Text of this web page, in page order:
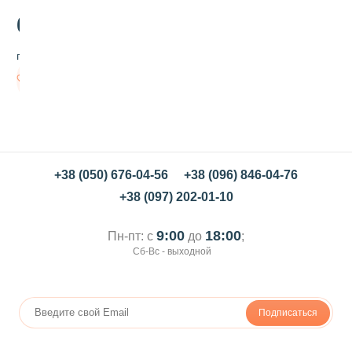
600
грн/кг
+38 (050) 676-04-56
+38 (096) 846-04-76
+38 (097) 202-01-10
Пн-пт: с 9:00 до 18:00;
Сб-Вс - выходной
Подписаться